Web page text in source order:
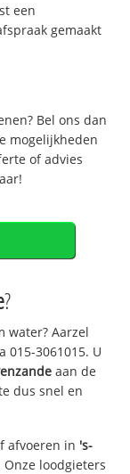
een
gemaakt
Bel ons dan
mogelijkheden
of advies
?
water? Aarzel
015-3061015. U
aan de
dus snel en
afvoeren in 's-
loodgieters